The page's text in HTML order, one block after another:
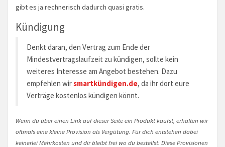
gibt es ja rechnerisch dadurch quasi gratis.
Kündigung
Denkt daran, den Vertrag zum Ende der
Mindestvertragslaufzeit zu kündigen, sollte kein
weiteres Interesse am Angebot bestehen. Dazu
empfehlen wirsmartkündigen.de, da ihr dort eure
Verträge kostenlos kündigen könnt.
Wenn du über einen Link auf dieser Seite ein Produkt kaufst, erhalten wir
oftmals eine kleine Provision als Vergütung. Für dich entstehen dabei
keinerlei Mehrkosten und dir bleibt frei wo du bestellst. Diese Provisionen